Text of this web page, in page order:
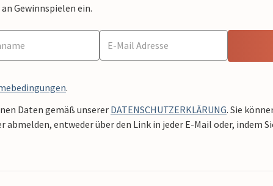
Gewinnspielen ein.
.
Daten gemäß unsererDATENSCHUTZERKLÄRUNG. Sie
entweder über den Link in jeder E-Mail oder, indem